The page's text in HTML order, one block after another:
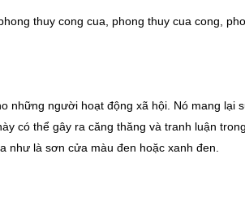
những người hoạt động xã hội. Nó mang lại
có thể gây ra căng thăng và tranh luận
như là sơn cửa màu đen hoặc xanh đen.